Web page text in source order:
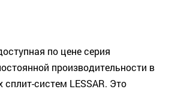
по цене серия
производительности в
систем LESSAR. Это